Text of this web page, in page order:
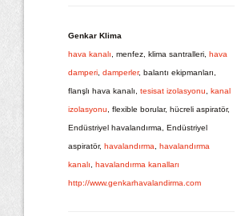
Genkar Klima
hava kanalı , menfez, klima santralleri, hava
damperi, damperler, balantı ekipmanları,
flanşlı hava kanalı, tesisat izolasyonu kanal
izolasyonu , flexible borular, hücreli aspiratör,
Endüstriyel havalandırma, Endüstriyel
aspiratör, havalandırma havalandırma
kanalı havalandırma kanalları
http://www.genkarhavalandirma.com